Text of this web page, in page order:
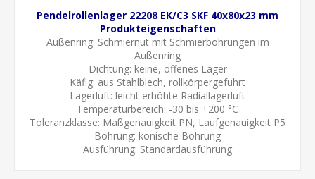
Pendelrollenlager 22208 EK/C3 SKF 40x80x23 mm
Produkteigenschaften
Außenring: Schmiernut mit Schmierbohrungen im
Außenring
Dichtung: keine, offenes Lager
Käfig: aus Stahlblech, rollkörpergeführt
Lagerluft: leicht erhöhte Radiallagerluft
Temperaturbereich: -30 bis +200 °C
Toleranzklasse: Maßgenauigkeit PN, Laufgenauigkeit P5
Bohrung: konische Bohrung
Ausführung: Standardausführung